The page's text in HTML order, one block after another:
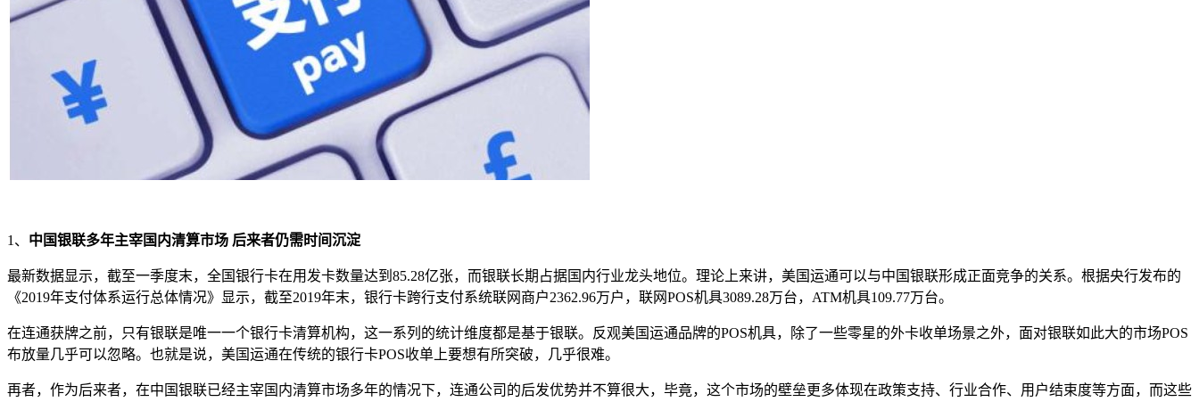
1、 中国银联多年主宰国内清算市场 后来者仍需时间沉淀
最新数据显示，截至一季度末，全国银行卡在用发卡数量达到85.28亿张，而银联长期占据国内行业龙头地位。理论上来讲，美国运通可以与中国银联形成正面竞争的关系。根据央行发布的
《2019年支付体系运行总体情况》显示，截至2019年末，银行卡跨行支付系统联网商户2362.96万户，联网POS机具3089.28万台，ATM机具109.77万台。
在连通获牌之前，只有银联是唯一一个银行卡清算机构，这一系列的统计维度都是基于银联。反观美国运通品牌的POS机具，除了一些零星的外卡收单场景之外，面对银联如此大的市场POS
布放量几乎可以忽略。也就是说，美国运通在传统的银行卡POS收单上要想有所突破，几乎很难。
再者，作为后来者，在中国银联已经主宰国内清算市场多年的情况下，连通公司的后发优势并不算很大，毕竟，这个市场的壁垒更多体现在政策支持、行业合作、用户结束度等方面，而这些